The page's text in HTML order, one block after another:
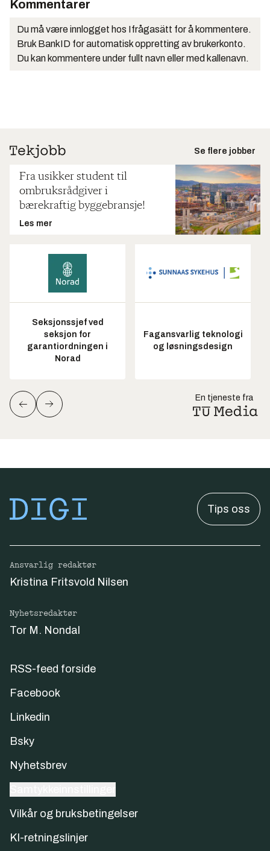
Kommentarer
Du må være innlogget hos Ifrågasätt for å kommentere.
Bruk BankID for automatisk oppretting av brukerkonto.
Du kan kommentere under fullt navn eller med kallenavn.
Se flere jobber
Fra usikker student til
ombruksrådgiver i
bærekraftig byggebransje!
Les mer
Seksjonssjef ved
seksjon for
garantiordningen i
Norad
Fagansvarlig teknologi
og løsningsdesign
En tjeneste fra
Tips oss
Ansvarlig redaktør
Kristina Fritsvold Nilsen
Nyhetsredaktør
Tor M. Nondal
RSS-feed forside
Facebook
Linkedin
Bsky
Nyhetsbrev
Vilkår og bruksbetingelser
KI-retningslinjer